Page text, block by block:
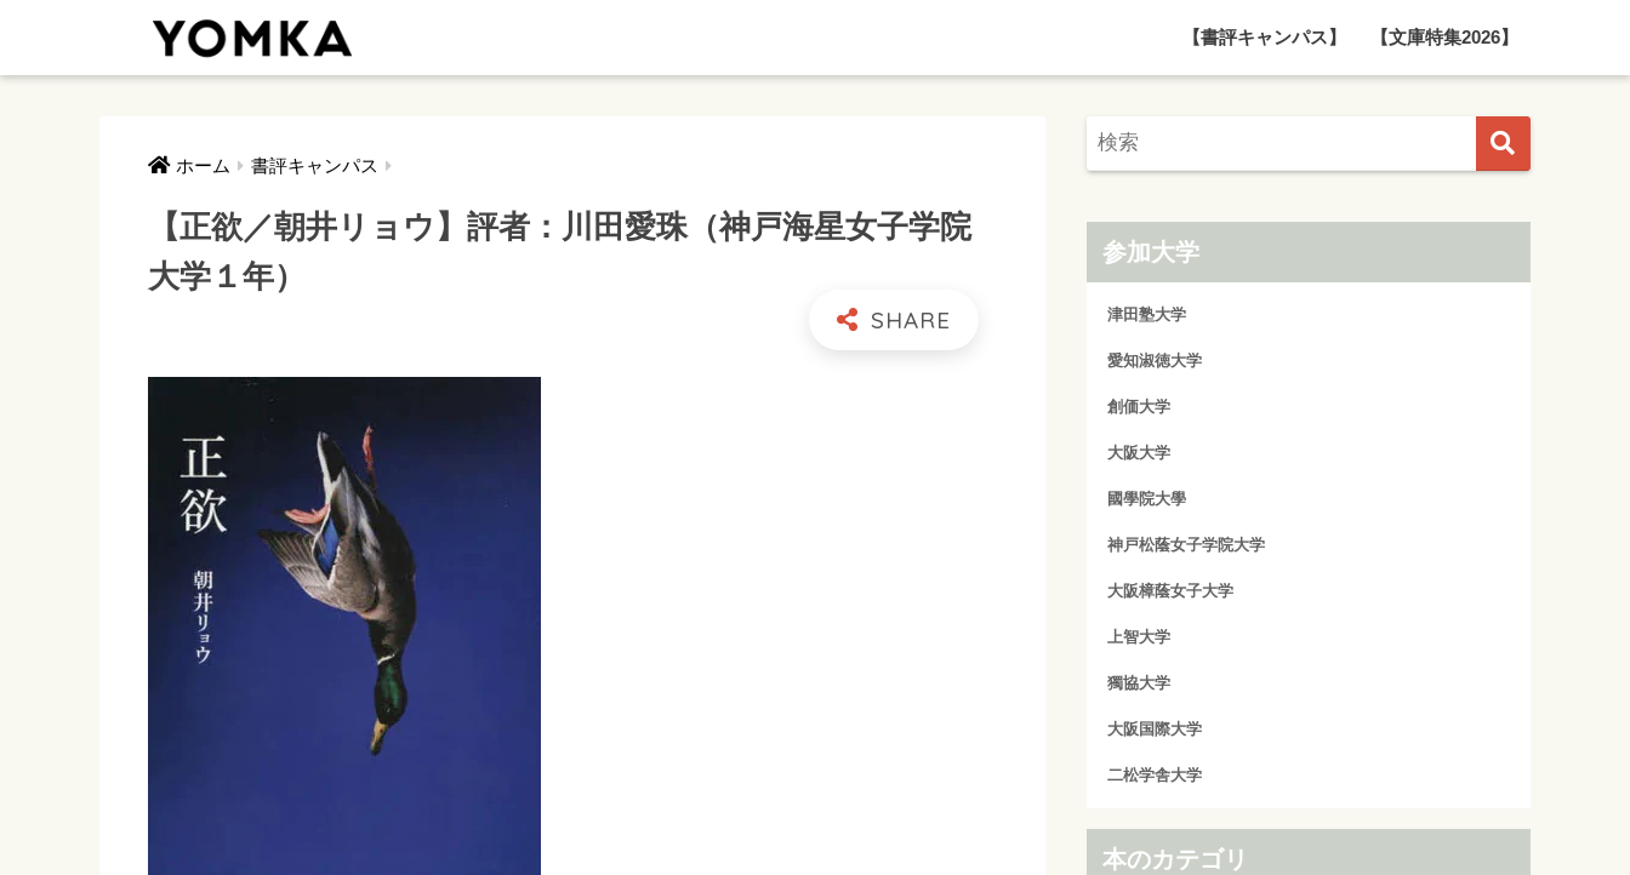
【書評キャンパス】 【文庫特集2026】
ホーム 書評キャンパス
【正欲／朝井リョウ】評者：川田愛珠（神戸海星女子学院
大学１年）
参加大学
津田塾大学
愛知淑徳大学
創価大学
大阪大学
國學院大學
神戸松蔭女子学院大学
大阪樟蔭女子大学
上智大学
獨協大学
大阪国際大学
二松学舎大学
本のカテゴリ